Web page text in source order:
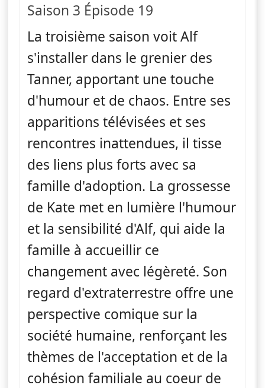
Saison 3 Épisode 19
La troisième saison voit Alf
s'installer dans le grenier des
Tanner, apportant une touche
d'humour et de chaos. Entre ses
apparitions télévisées et ses
rencontres inattendues, il tisse
des liens plus forts avec sa
famille d'adoption. La grossesse
de Kate met en lumière l'humour
et la sensibilité d'Alf, qui aide la
famille à accueillir ce
changement avec légèreté. Son
regard d'extraterrestre offre une
perspective comique sur la
société humaine, renforçant les
thèmes de l'acceptation et de la
cohésion familiale au coeur de